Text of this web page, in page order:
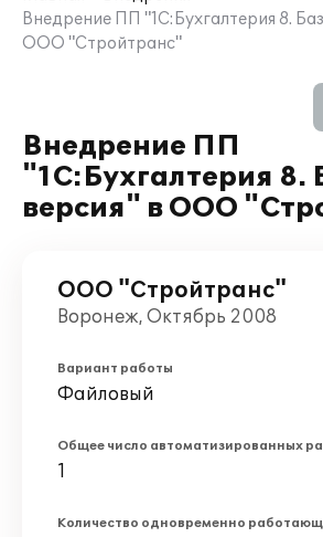
Внедрение ПП "1С:Бухгалтерия 8.
ООО "Стройтранс"
Внедрение ПП
"1С:Бухгалтерия 8.
версия" в ООО
ООО "Стройтранс"
Воронеж, Октябрь 2008
Вариант работы
Файловый
Общее число автоматизированных
1
Количество одновременно